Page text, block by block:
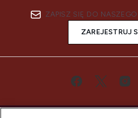
ZAPISZ SIĘ DO NASZEGO
ZAREJESTRUJ